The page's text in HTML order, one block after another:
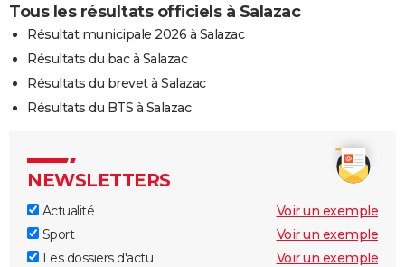
Tous les résultats officiels à Salazac
Résultat municipale 2026 à Salazac
Résultats du bac à Salazac
Résultats du brevet à Salazac
Résultats du BTS à Salazac
NEWSLETTERS
Actualité
Voir un exemple
Sport
Voir un exemple
Les dossiers d'actu
Voir un exemple